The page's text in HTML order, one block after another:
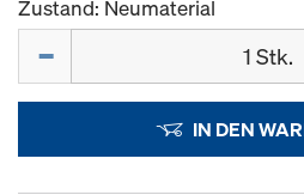
Zustand: Neumaterial
IN DEN